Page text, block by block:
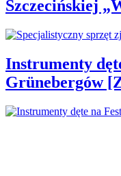
Szczecińskiej
Instrumenty
Grünebergów